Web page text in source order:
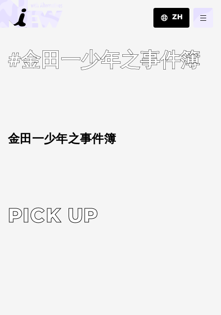
ZH
EN
#金田一少年之事件簿
金田一少年之事件簿
PICK UP